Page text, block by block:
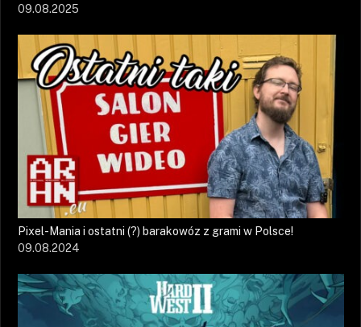
09.08.2025
Pixel-Mania i ostatni (?) barakowóz z grami w Polsce!
09.08.2024